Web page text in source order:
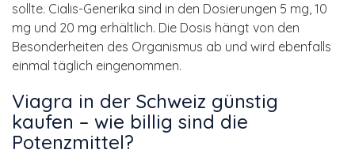
sollte. Cialis-Generika sind in den Dosierungen 5 mg, 10
mg und 20 mg erhältlich. Die Dosis hängt von den
Besonderheiten des Organismus ab und wird ebenfalls
einmal täglich eingenommen.
Viagra in der Schweiz günstig
kaufen – wie billig sind die
Potenzmittel?